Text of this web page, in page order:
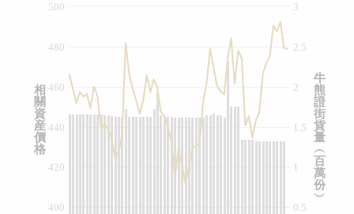
2.5
0.5
1
1.5
2
3
400
500
420
440
460
480
牛
熊
證
街
貨
量
︵
百
萬
份
︶
相
關
資
産
價
格
牛熊證文件及公告 (瑞信)
收市競價變化